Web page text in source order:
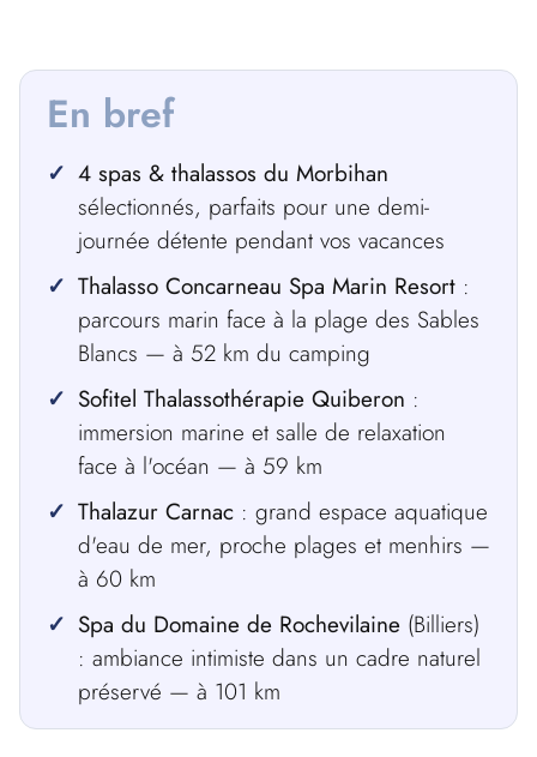
En bref
4 spas & thalassos du Morbihan
sélectionnés, parfaits pour une demi-
journée détente pendant vos vacances
Thalasso Concarneau Spa Marin Resort :
parcours marin face à la plage des Sables
Blancs — à 52 km du camping
Sofitel Thalassothérapie Quiberon :
immersion marine et salle de relaxation
face à l'océan — à 59 km
Thalazur Carnac : grand espace aquatique
d'eau de mer, proche plages et menhirs —
à 60 km
Spa du Domaine de Rochevilaine (Billiers)
: ambiance intimiste dans un cadre naturel
préservé — à 101 km